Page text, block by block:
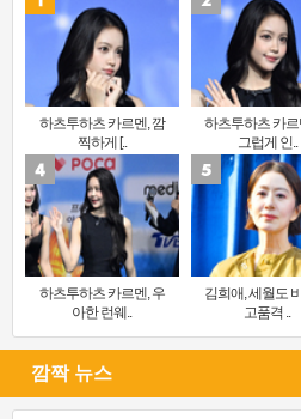
하츠투하츠 카르멘, 깜
찍하게 [..
하츠투하츠 카르
그럽게 인..
하츠투하츠 카르멘, 우
아한 런웨..
김희애, 세월도
고품격 ..
깜짝 뉴스